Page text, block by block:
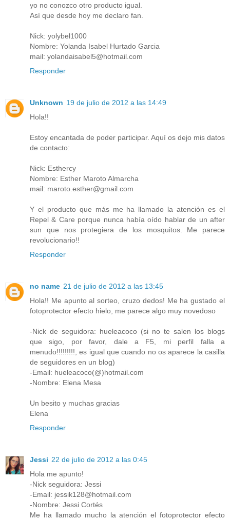
yo no conozco otro producto igual.
Así que desde hoy me declaro fan.
Nick: yolybel1000
Nombre: Yolanda Isabel Hurtado Garcia
mail: yolandaisabel5@hotmail.com
Responder
Unknown 19 de julio de 2012 a las 14:49
Hola!!
Estoy encantada de poder participar. Aquí os dejo mis datos
de contacto:
Nick: Esthercy
Nombre: Esther Maroto Almarcha
mail: maroto.esther@gmail.com
Y el producto que más me ha llamado la atención es el
Repel & Care porque nunca había oído hablar de un after
sun que nos protegiera de los mosquitos. Me parece
revolucionario!!
Responder
no name 21 de julio de 2012 a las 13:45
Hola!! Me apunto al sorteo, cruzo dedos! Me ha gustado el
fotoprotector efecto hielo, me parece algo muy novedoso
-Nick de seguidora: hueleacoco (si no te salen los blogs
que sigo, por favor, dale a F5, mi perfil falla a
menudo!!!!!!!!!, es igual que cuando no os aparece la casilla
de seguidores en un blog)
-Email: hueleacoco(@)hotmail.com
-Nombre: Elena Mesa
Un besito y muchas gracias
Elena
Responder
Jessi 22 de julio de 2012 a las 0:45
Hola me apunto!
-Nick seguidora: Jessi
-Email: jessik128@hotmail.com
-Nombre: Jessi Cortés
Me ha llamado mucho la atención el fotoprotector efecto